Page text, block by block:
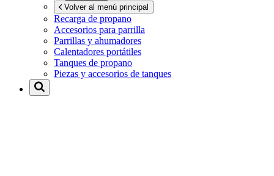
Volver al menú principal
Recarga de propano
Accesorios para parrilla
Parrillas y ahumadores
Calentadores portátiles
Tanques de propano
Piezas y accesorios de tanques